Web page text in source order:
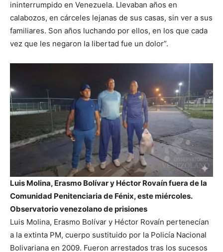
ininterrumpido en Venezuela. Llevaban años en
calabozos, en cárceles lejanas de sus casas, sin ver a sus
familiares. Son años luchando por ellos, en los que cada
vez que les negaron la libertad fue un dolor”.
Luis Molina, Erasmo Bolívar y Héctor Rovaín fuera de la
Comunidad Penitenciaria de Fénix, este miércoles.
Observatorio venezolano de prisiones
Luis Molina, Erasmo Bolívar y Héctor Rovaín pertenecían
a la extinta PM, cuerpo sustituido por la Policía Nacional
Bolivariana en 2009. Fueron arrestados tras los sucesos